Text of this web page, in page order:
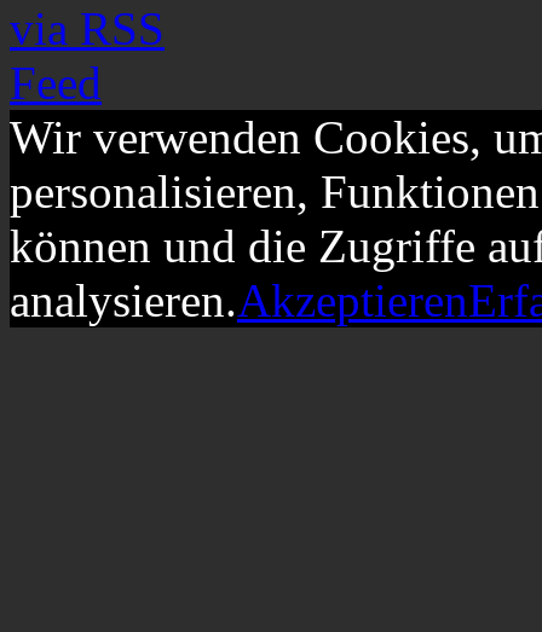
Wir verwenden Cookies,
personalisieren,
können und die Zugriffe
analysieren.Akzeptieren